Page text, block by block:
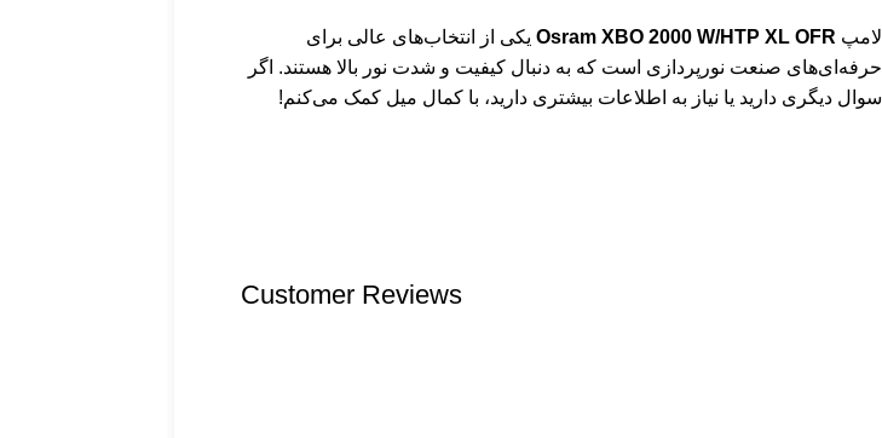
لامپ Osram XBO 2000 W/HTP XL OFR یکی از انتخاب‌های عالی برای
حرفه‌ای‌های صنعت نورپردازی است که به دنبال کیفیت و شدت نور بالا هستند. اگر
سوال دیگری دارید یا نیاز به اطلاعات بیشتری دارید، با کمال میل کمک می‌کنم!
Customer Reviews